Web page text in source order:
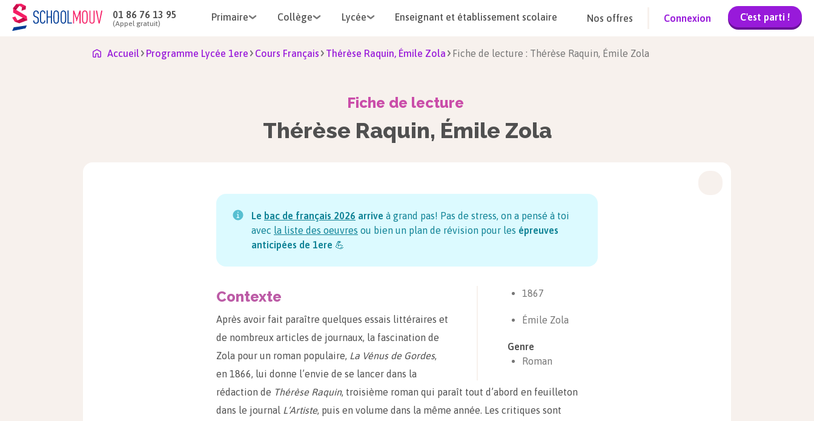
01 86 76 13 95
(Appel gratuit)
Primaire Collège Lycée Enseignant et établissement scolaire Nos offres Connexion C'est parti !
Accueil Programme Lycée 1ere Cours Français Thérèse Raquin, Émile Zola Fiche de lecture : Thérèse Raquin, Émile Zola
Fiche de lecture
Thérèse Raquin, Émile Zola
Le bac de français 2026 arrive à grand pas! Pas de stress, on a pensé à toi
avec la liste des oeuvres ou bien un plan de révision pour les épreuves
anticipées de 1ere 💪
1867
Émile Zola
Genre
Roman
Contexte
Après avoir fait paraître quelques essais littéraires et
de nombreux articles de journaux, la fascination de
Zola pour un roman populaire, La Vénus de Gordes,
en 1866, lui donne l’envie de se lancer dans la
rédaction de Thérèse Raquin, troisième roman qui paraît tout d’abord en feuilleton
dans le journal L’Artiste, puis en volume dans la même année. Les critiques sont